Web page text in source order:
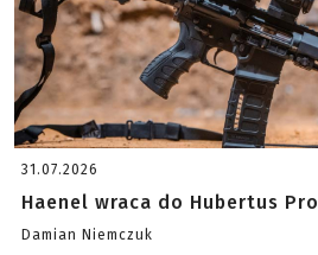
31.07.2026
Haenel wraca do Hubertus Pro
Damian Niemczuk